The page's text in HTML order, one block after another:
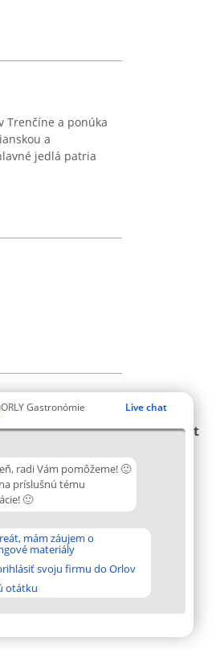
ORLY Gastronómie Live chat
radi Vám pomôžeme! 🙂
príslušnú tému
🙂
mám záujem o
materiály
svoju firmu do Orlov
otátku
Trenčíne a ponúka
a
jedlá patria
Hodnotenie
Lista
wszystkich
Podmienky
podmienky
Zásady
ochrany
údajov
Kontakt